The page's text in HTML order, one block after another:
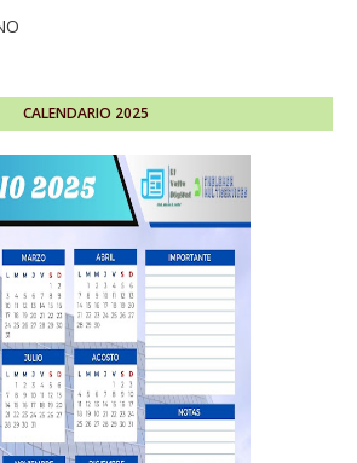
CALENDARIO 2025